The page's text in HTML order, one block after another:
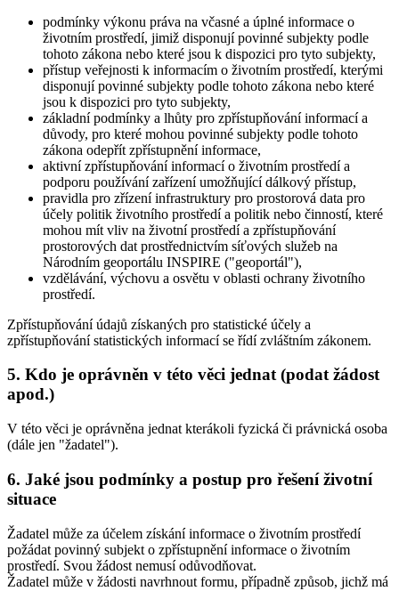
podmínky výkonu práva na včasné a úplné informace o
životním prostředí, jimiž disponují povinné subjekty podle
tohoto zákona nebo které jsou k dispozici pro tyto subjekty,
přístup veřejnosti k informacím o životním prostředí, kterými
disponují povinné subjekty podle tohoto zákona nebo které
jsou k dispozici pro tyto subjekty,
základní podmínky a lhůty pro zpřístupňování informací a
důvody, pro které mohou povinné subjekty podle tohoto
zákona odepřít zpřístupnění informace,
aktivní zpřístupňování informací o životním prostředí a
podporu používání zařízení umožňující dálkový přístup,
pravidla pro zřízení infrastruktury pro prostorová data pro
účely politik životního prostředí a politik nebo činností, které
mohou mít vliv na životní prostředí a zpřístupňování
prostorových dat prostřednictvím síťových služeb na
Národním geoportálu INSPIRE ("geoportál"),
vzdělávání, výchovu a osvětu v oblasti ochrany životního
prostředí.
Zpřístupňování údajů získaných pro statistické účely a
zpřístupňování statistických informací se řídí zvláštním zákonem.
5. Kdo je oprávněn v této věci jednat (podat žádost
apod.)
V této věci je oprávněna jednat kterákoli fyzická či právnická osoba
(dále jen "žadatel").
6. Jaké jsou podmínky a postup pro řešení životní
situace
Žadatel může za účelem získání informace o životním prostředí
požádat povinný subjekt o zpřístupnění informace o životním
prostředí. Svou žádost nemusí odůvodňovat.
Žadatel může v žádosti navrhnout formu, případně způsob, jichž má